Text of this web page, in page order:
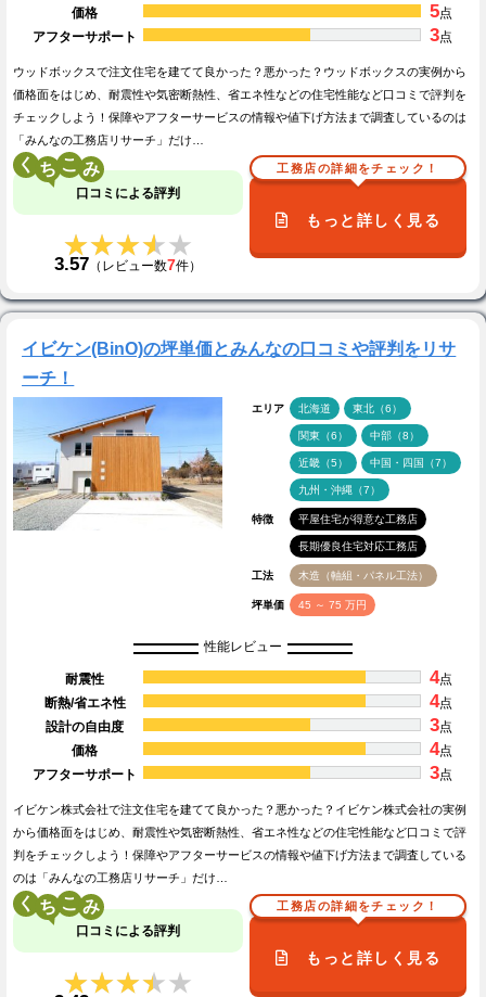
価格
5点
アフターサポート
3点
ウッドボックスで注文住宅を建てて良かった？悪かった？ウッドボックスの実例から
価格面をはじめ、耐震性や気密断熱性、省エネ性などの住宅性能など口コミで評判を
チェックしよう！保障やアフターサービスの情報や値下げ方法まで調査しているのは
「みんなの工務店リサーチ」だけ…
く こ
口コミによる評判
★★★★★
★★★★★
3.57 （レビュー数7件）
工務店の詳細をチェック！
もっと詳しく見る
イビケン(BinO)の坪単価とみんなの口コミや評判をリサ
ーチ！
エリア 北海道 東北（6）
関東（6） 中部（8）
近畿（5） 中国・四国（7）
九州・沖縄（7）
特徴 平屋住宅が得意な工務店
長期優良住宅対応工務店
工法 木造（軸組・パネル工法）
坪単価 45 ～ 75 万円
性能レビュー
耐震性 4点
断熱/省エネ性
4点
設計の自由度
3点
価格
4点
アフターサポート
3点
イビケン株式会社で注文住宅を建てて良かった？悪かった？イビケン株式会社の実例
から価格面をはじめ、耐震性や気密断熱性、省エネ性などの住宅性能など口コミで評
判をチェックしよう！保障やアフターサービスの情報や値下げ方法まで調査している
のは「みんなの工務店リサーチ」だけ…
く こ
口コミによる評判
★★★★★
★★★★★
工務店の詳細をチェック！
もっと詳しく見る